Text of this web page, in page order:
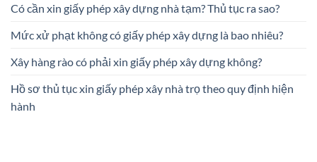
Có cần xin giấy phép xây dựng nhà tạm? Thủ tục ra sao?
Mức xử phạt không có giấy phép xây dựng là bao nhiêu?
Xây hàng rào có phải xin giấy phép xây dựng không?
Hồ sơ thủ tục xin giấy phép xây nhà trọ theo quy định hiện
hành